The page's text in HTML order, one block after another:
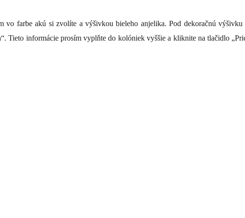
vo farbe akú si zvolíte a výšivkou bieleho anjelika. Pod dekoračnú
Tieto informácie prosím vyplňte do kolóniek vyššie a kliknite na tlačidlo